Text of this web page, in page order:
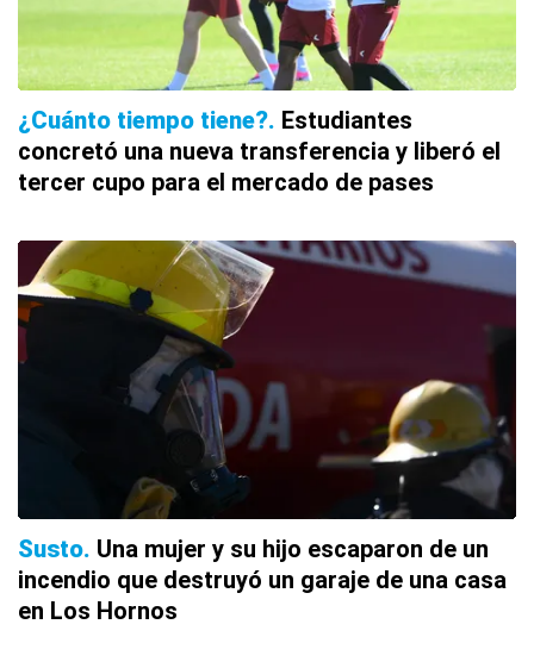
¿Cuánto tiempo tiene? Estudiantes
concretó una nueva transferencia y liberó el
tercer cupo para el mercado de pases
Susto Una mujer y su hijo escaparon de un
incendio que destruyó un garaje de una casa
en Los Hornos